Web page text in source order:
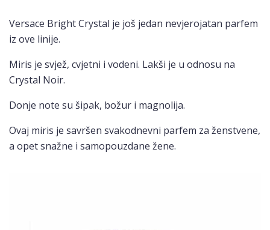
Versace Bright Crystal je još jedan nevjerojatan parfem
iz ove linije.
Miris je svjež, cvjetni i vodeni. Lakši je u odnosu na
Crystal Noir.
Donje note su šipak, božur i magnolija.
Ovaj miris je savršen svakodnevni parfem za ženstvene,
a opet snažne i samopouzdane žene.